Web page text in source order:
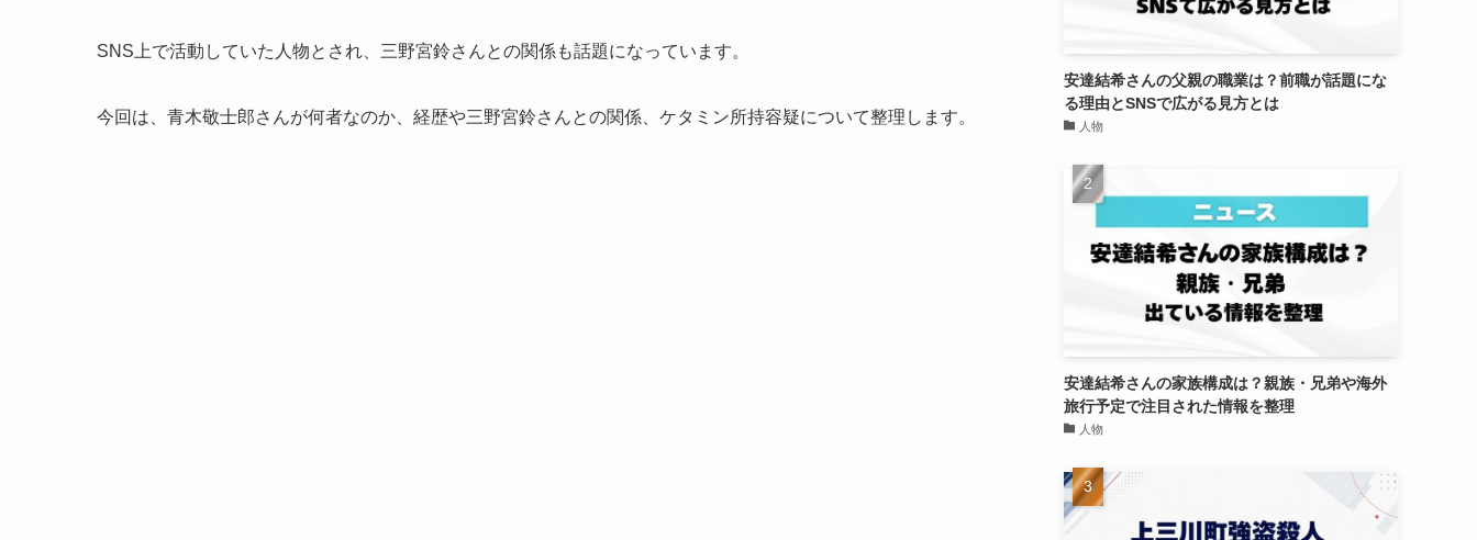
SNS上で活動していた人物とされ、三野宮鈴さんとの関係も話題になっています。
今回は、青木敬士郎さんが何者なのか、経歴や三野宮鈴さんとの関係、ケタミン所持容疑について整理します。
安達結希さんの父親の職業は？前職が話題にな
る理由とSNSで広がる見方とは
人物
安達結希さんの家族構成は？親族・兄弟や海外
旅行予定で注目された情報を整理
人物